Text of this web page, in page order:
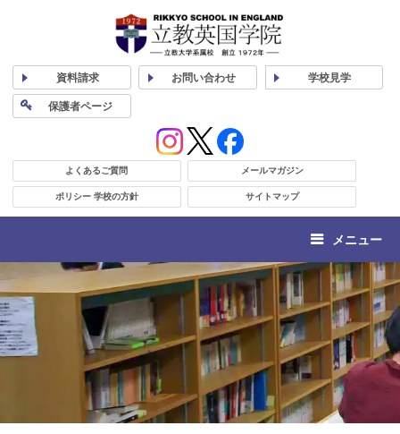
資料請求 お問い合わせ 学校見学
保護者ページ
よくあるご質問 メールマガジン
ポリシー 学校の方針 サイトマップ
メニュー